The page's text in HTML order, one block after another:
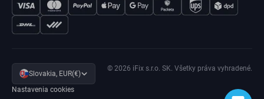
Slovakia, EUR(€)
Nastavenia cookies
© 2026 iFix s.r.o. SK. Všetky práva vyhradené.